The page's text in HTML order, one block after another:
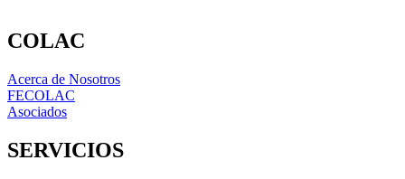
COLAC
Acerca de Nosotros
FECOLAC
Asociados
SERVICIOS